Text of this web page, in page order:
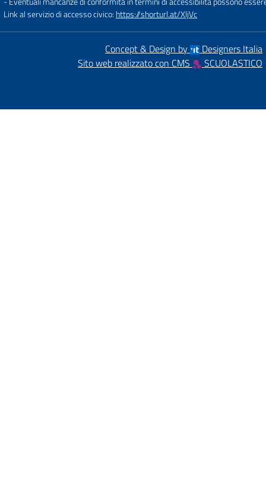
Link al servizio di accesso civico: https://shorturl.at/XljVc
Concept & Design by
Designers Italia
Sito web realizzato con CMS
SCUOLASTICO